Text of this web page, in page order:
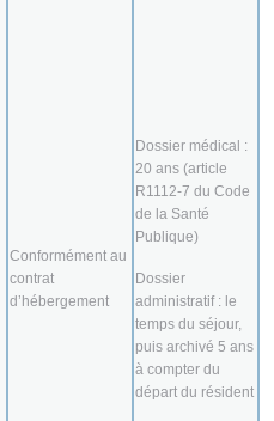
Conformément au
contrat
d’hébergement
Dossier médical :
20 ans (article
R1112-7 du Code
de la Santé
Publique)
Dossier
administratif : le
temps du séjour,
puis archivé 5 ans
à compter du
départ du résident